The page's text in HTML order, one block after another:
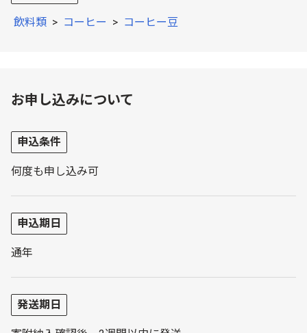
飲料類 > コーヒー > コーヒー豆
お申し込みについて
申込条件
何度も申し込み可
申込期日
通年
発送期日